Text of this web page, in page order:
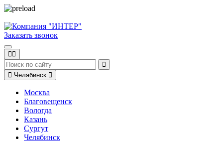
Заказать звонок
Челябинск
Москва
Благовещенск
Вологда
Казань
Сургут
Челябинск